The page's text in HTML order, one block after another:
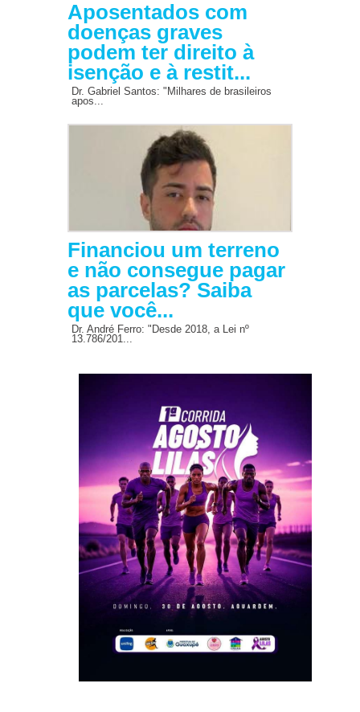
Aposentados com
doenças graves
podem ter direito à
isenção e à restit...
Dr. Gabriel Santos: "Milhares de brasileiros
apos...
Financiou um terreno
e não consegue pagar
as parcelas? Saiba
que você...
Dr. André Ferro: "Desde 2018, a Lei nº
13.786/201...